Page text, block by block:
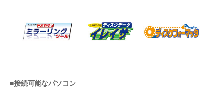
■接続可能なパソコン